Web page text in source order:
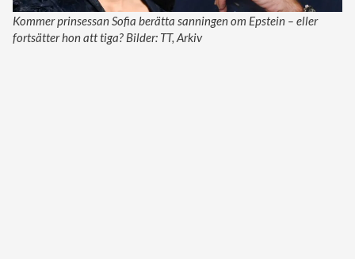
Kommer prinsessan Sofia berätta sanningen om Epstein – eller
fortsätter hon att tiga? Bilder: TT, Arkiv